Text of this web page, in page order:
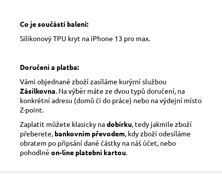
Co je součástí balení:
Silikonový TPU kryt na iPhone 13 pro max.
Doručení a platba:
Vámi objednané zboží zasíláme kurýrní službou
Zásilkovna . Na výběr máte ze dvou typů doručení, na
konkrétní adresu (domů či do práce) nebo na výdejní místo
Z-point.
Zaplatit můžete klasicky nadobírku , tedy jakmile zboží
přeberete, bankovním převodem , kdy zboží odesíláme
obratem po připsání dané částky na náš účet, nebo
pohodlně on-line platební kartou